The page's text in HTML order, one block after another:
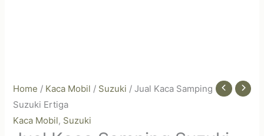
Home / Kaca Mobil / Suzuki / Jual Kaca Samping
Suzuki Ertiga
Kaca Mobil, Suzuki